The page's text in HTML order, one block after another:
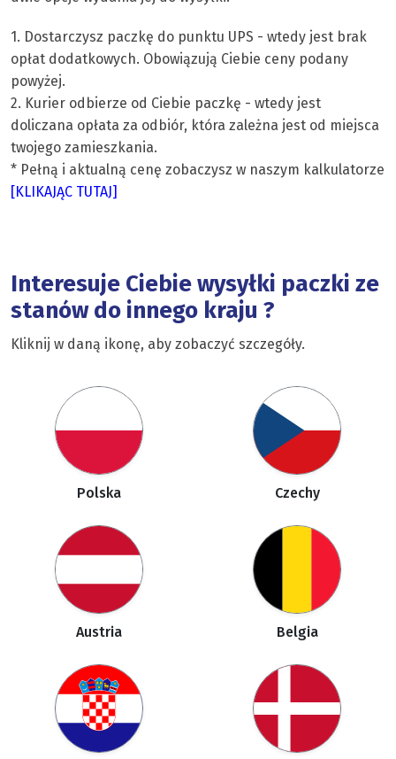
1. Dostarczysz paczkę do punktu UPS - wtedy jest brak
opłat dodatkowych. Obowiązują Ciebie ceny podany
powyżej.
2. Kurier odbierze od Ciebie paczkę - wtedy jest
doliczana opłata za odbiór, która zależna jest od miejsca
twojego zamieszkania.
* Pełną i aktualną cenę zobaczysz w naszym kalkulatorze
[KLIKAJĄC TUTAJ]
Interesuje Ciebie wysyłki paczki ze
stanów do innego kraju ?
Kliknij w daną ikonę, aby zobaczyć szczegóły.
Polska Czechy
Austria Belgia